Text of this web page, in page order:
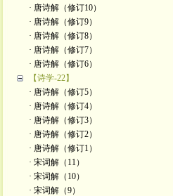
· 唐诗解（修订10）
· 唐诗解（修订9）
· 唐诗解（修订8）
· 唐诗解（修订7）
· 唐诗解（修订6）
【诗学-22】
· 唐诗解（修订5）
· 唐诗解（修订4）
· 唐诗解（修订3）
· 唐诗解（修订2）
· 唐诗解（修订1）
· 宋词解（11）
· 宋词解（10）
· 宋词解（9）